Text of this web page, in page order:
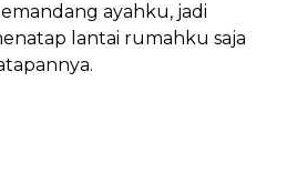
ayahku, jadi
lantai rumahku saja